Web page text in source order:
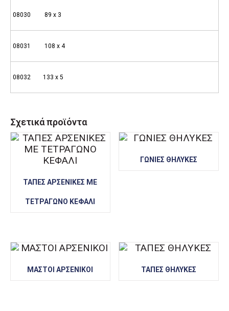
08030 89 x 3
08031 108 x 4
08032 133 x 5
Σχετικά προϊόντα
ΤΑΠΕΣ ΑΡΣΕΝΙΚΕΣ ΜΕ
ΤΕΤΡΑΓΩΝΟ ΚΕΦΑΛΙ
ΓΩΝΙΕΣ ΘΗΛΥΚΕΣ
ΜΑΣΤΟΙ ΑΡΣΕΝΙΚΟΙ ΤΑΠΕΣ ΘΗΛΥΚΕΣ